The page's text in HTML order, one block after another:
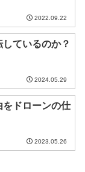
2022.09.22
ているのか？
2024.05.29
をドローンの仕
2023.05.26